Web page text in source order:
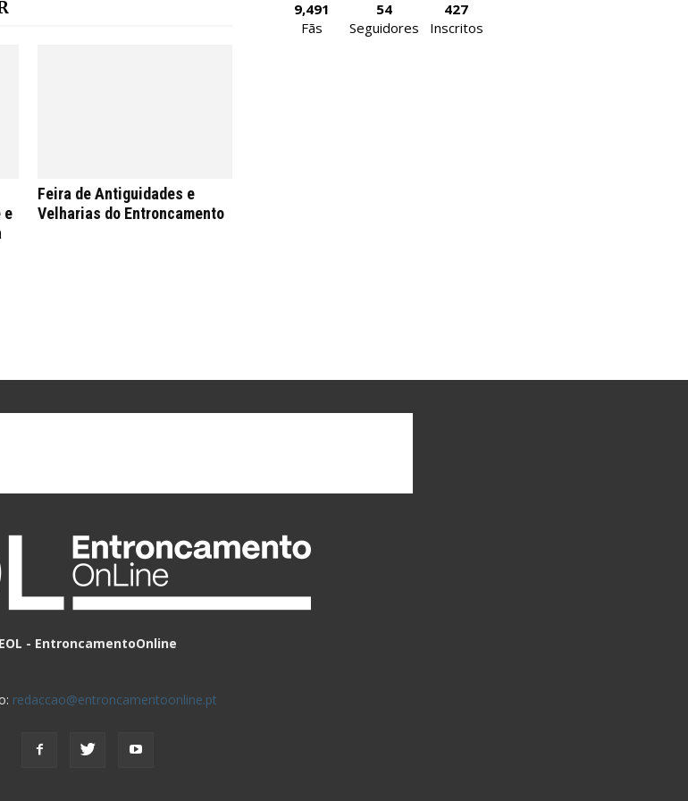
e
Feira de Antiguidades e
Velharias do Entroncamento
9,491
Fãs
54
Seguidores
427
Inscritos
EOL - EntroncamentoOnline
redaccao@entroncamentoonline.pt